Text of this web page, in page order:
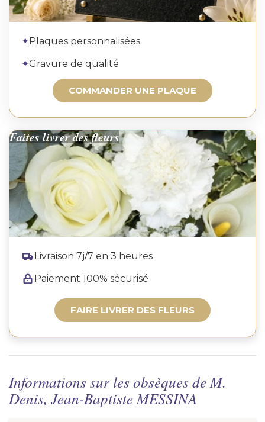
✦Plaques personnalisées
✦Gravure de qualité
COMMANDER UNE PLAQUE
Faites livrer des fleurs
Livraison 7j/7 en 3 heures
Paiement 100% sécurisé
FAIRE LIVRER DES FLEURS
Informations sur les obsèques de M.
Denis, Jean-Baptiste MESSINA